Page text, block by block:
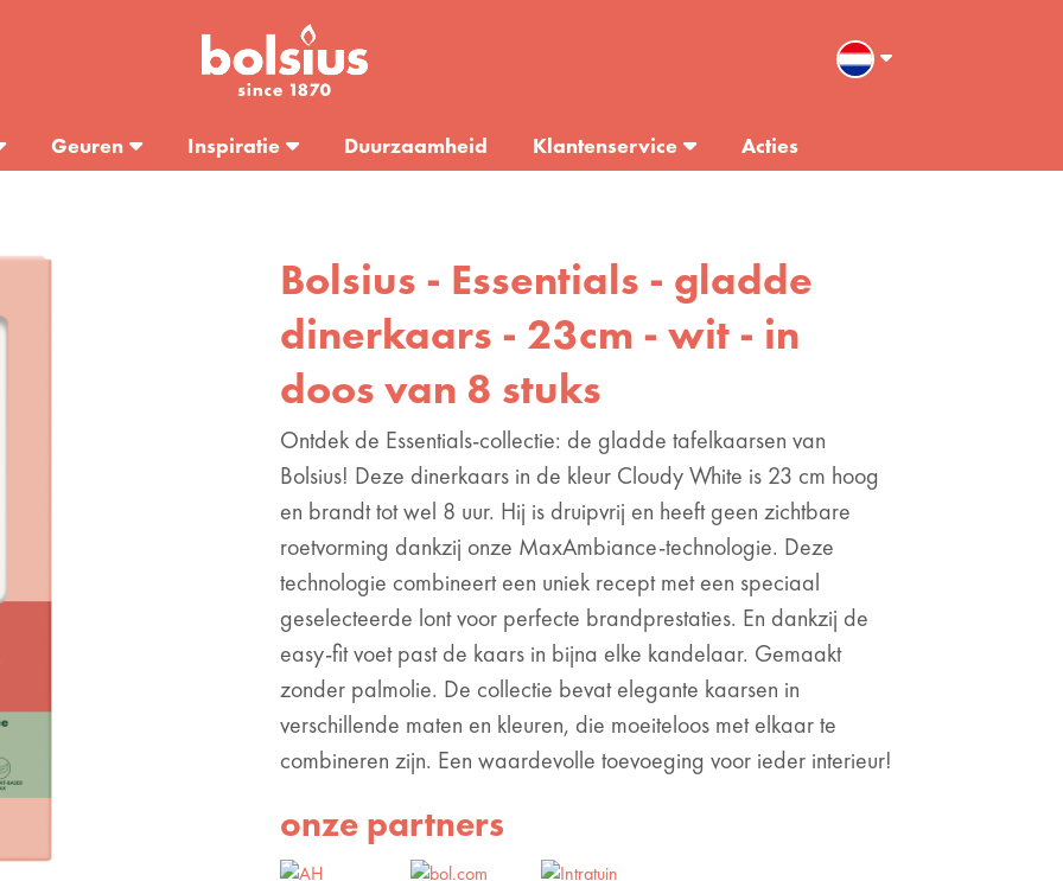
Geuren Inspiratie Duurzaamheid Klantenservice Acties
Bolsius - Essentials - gladde
dinerkaars - 23cm - wit - in
doos van 8 stuks
Ontdek de Essentials-collectie: de gladde tafelkaarsen van
Bolsius! Deze dinerkaars in de kleur Cloudy White is 23 cm hoog
en brandt tot wel 8 uur. Hij is druipvrij en heeft geen zichtbare
roetvorming dankzij onze MaxAmbiance-technologie. Deze
technologie combineert een uniek recept met een speciaal
geselecteerde lont voor perfecte brandprestaties. En dankzij de
easy-fit voet past de kaars in bijna elke kandelaar. Gemaakt
zonder palmolie. De collectie bevat elegante kaarsen in
verschillende maten en kleuren, die moeiteloos met elkaar te
combineren zijn. Een waardevolle toevoeging voor ieder interieur!
onze partners